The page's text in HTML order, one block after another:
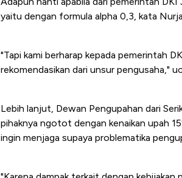
yaitu dengan formula alpha 0,3, kata
"Tapi kami berharap kepada pemerintah
rekomendasikan dari unsur pengusaha,"
Lebih lanjut, Dewan Pengupahan dari
pihaknya ngotot dengan kenaikan upah
ingin menjaga supaya problematika